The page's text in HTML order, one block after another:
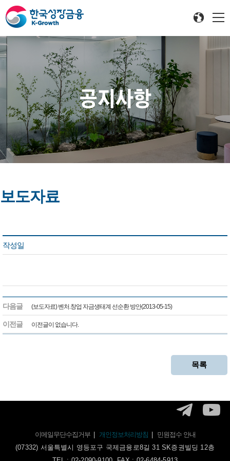
공지사항
보도자료
작성일
다음글 (보도자료) 벤처.창업 자금생태계 선순환 방안(2013-05-15)
이전글 이전글이 없습니다.
목록
이메일무단수집거부| 개인정보처리방침
민원접수 안내
(07332) 서울특별시 영등포구 국제금융로8길 31 SK증권빌딩 12층